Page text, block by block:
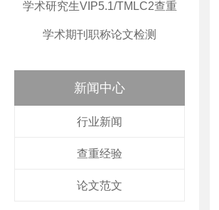
学术研究生VIP5.1/TMLC2查重
学术期刊职称论文检测
新闻中心
行业新闻
查重经验
论文范文